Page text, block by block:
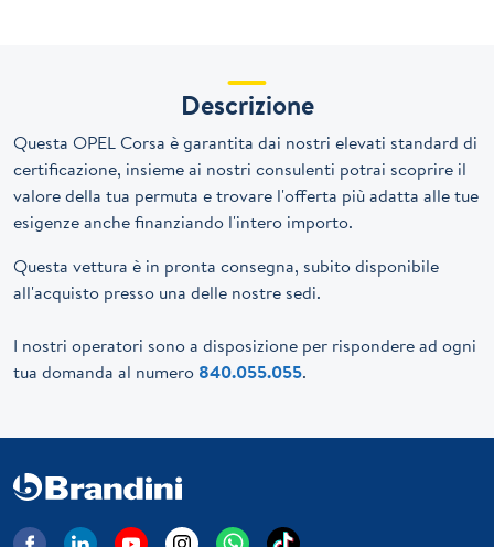
Descrizione
Questa OPEL Corsa è garantita dai nostri elevati standard di
certificazione, insieme ai nostri consulenti potrai scoprire il
valore della tua permuta e trovare l'offerta più adatta alle tue
esigenze anche finanziando l'intero importo.
Questa vettura è in pronta consegna, subito disponibile
all'acquisto presso una delle nostre sedi.
I nostri operatori sono a disposizione per rispondere ad ogni
tua domanda al numero 840.055.055.